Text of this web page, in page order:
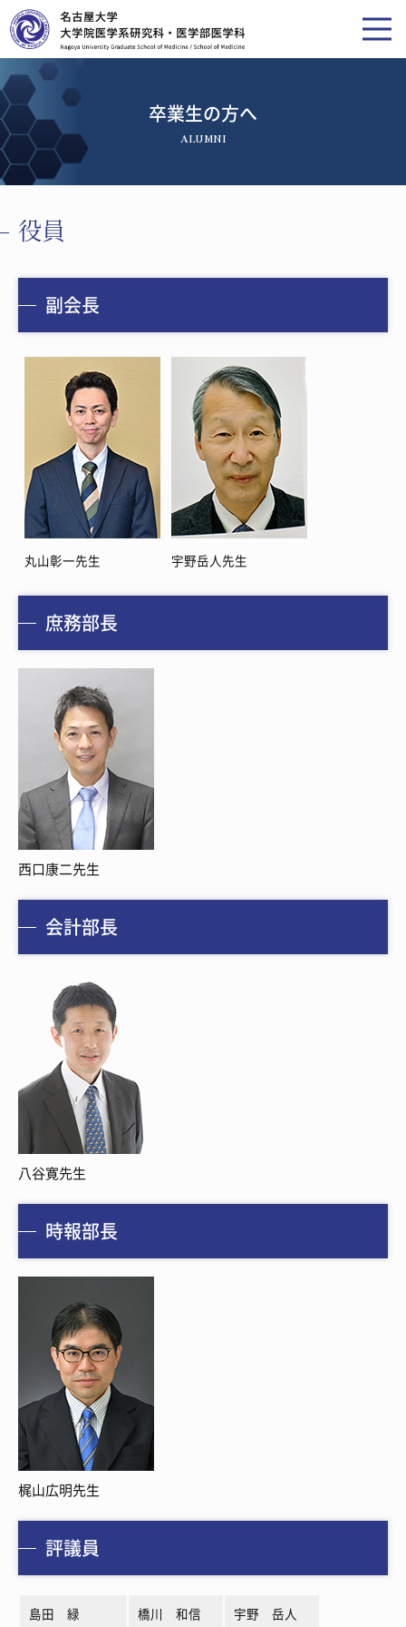
卒業生の方へ
ALUMNI
役員
副会長
丸山彰一先生 宇野岳人先生
庶務部長
西口康二先生
会計部長
八谷寛先生
時報部長
梶山広明先生
評議員
島田 緑 橋川 和信 宇野 岳人